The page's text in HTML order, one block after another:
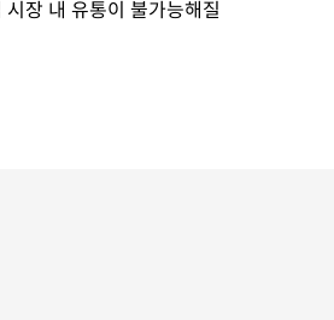
장 내 유통이 불가능해질